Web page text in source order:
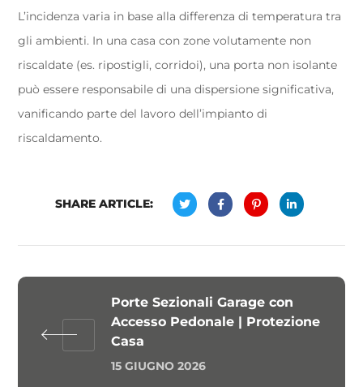
L’incidenza varia in base alla differenza di temperatura tra
gli ambienti. In una casa con zone volutamente non
riscaldate (es. ripostigli, corridoi), una porta non isolante
può essere responsabile di una dispersione significativa,
vanificando parte del lavoro dell’impianto di
riscaldamento.
SHARE ARTICLE:
Porte Sezionali Garage con
Accesso Pedonale | Protezione
Casa
15 GIUGNO 2026